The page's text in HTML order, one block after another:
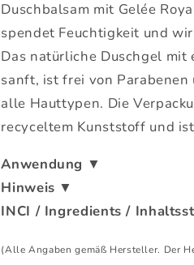
Duschbalsam mit Gelée
spendet Feuchtigkeit und
Das natürliche Duschgel
sanft, ist frei von
alle Hauttypen. Die
recyceltem Kunststoff und
Anwendung ▼
Hinweis ▼
INCI / Ingredients /
(Alle Angaben gemäß Hersteller. Der